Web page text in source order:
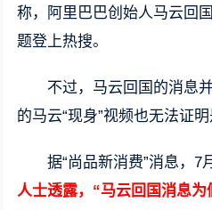
称，阿里巴巴创始人马云回
题登上热搜。
不过，马云回国的消息
的马云“现身”视频也无法证明
据“尚品新消费”消息，7
人士透露，“马云回国消息